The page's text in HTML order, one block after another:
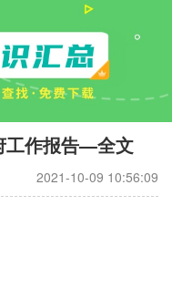
工作报告—全文
2021-10-09 10:56:09